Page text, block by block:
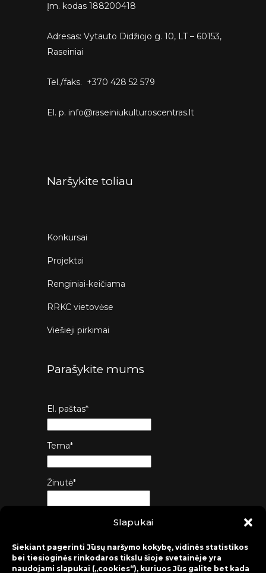
Slapukai
Siekiant pagerinti Jūsų naršymo kokybę, vidinės statistikos
bei tiesioginės rinkodaros tikslu šioje svetainėje yra
naudojami slapukai („cookies“), kuriuos Jūs galite bet kada
Įm. kodas 188200418
Adresas: Vytauto Didžiojo g. 10, LT – 60153,
Raseiniai
Tel./faks. +370 428 52 579
El. p. info@raseiniukulturoscentras.lt
Naršykite toliau
Konkursai
Projektai
Renginiai-keičiama
RRKC vietovėse
Viešieji pirkimai
Parašykite mums
El. paštas*
Tema*
Žinutė*